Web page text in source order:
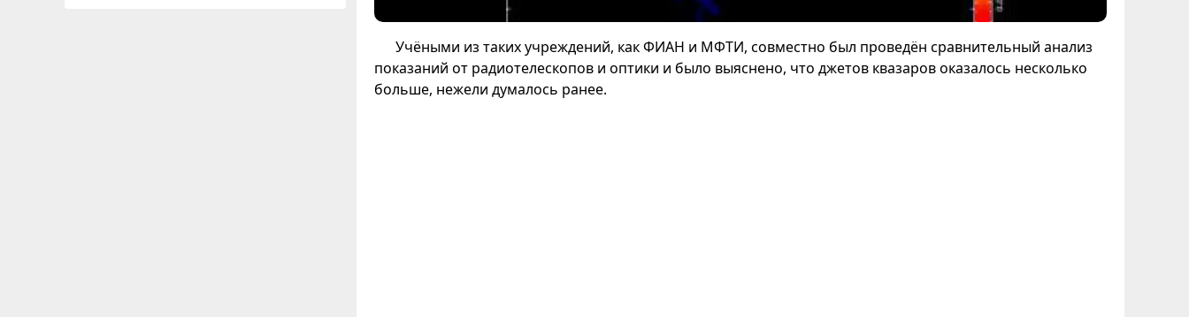
Учёными из таких учреждений, как ФИАН и МФТИ, совместно был проведён сравнительный анализ
показаний от радиотелескопов и оптики и было выяснено, что джетов квазаров оказалось несколько
больше, нежели думалось ранее.